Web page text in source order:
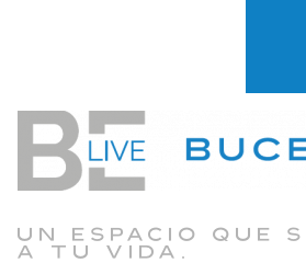
Un espacio que
a tu vida.